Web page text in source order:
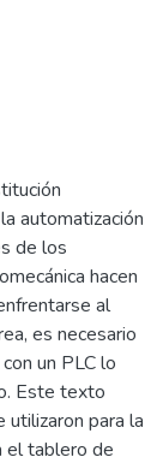
automatización
de los
hacen
al
es necesario
un PLC lo
Este texto
utilizaron para la
el tablero de